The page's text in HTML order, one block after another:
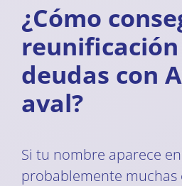
¿Cómo
deudas con
aval?
Si tu nombre aparece en
probablemente muchas